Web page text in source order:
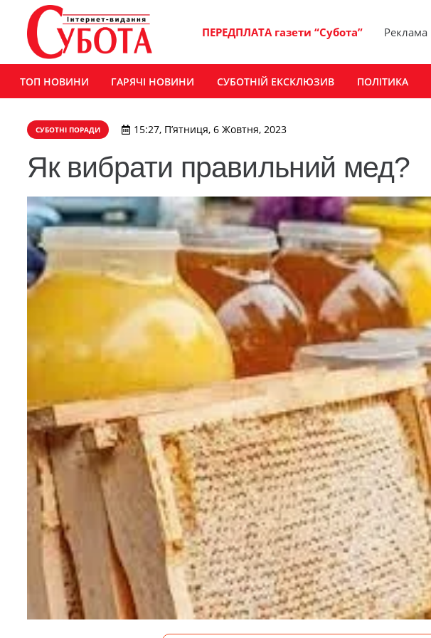
ПЕРЕДПЛАТА газети “Субота” Реклама
ТОП НОВИНИ ГАРЯЧІ НОВИНИ СУБОТНІЙ ЕКСКЛЮЗИВ ПОЛІТИКА
СУБОТНІ ПОРАДИ 15:27, П’ятниця, 6 Жовтня, 2023
Як вибрати правильний мед?